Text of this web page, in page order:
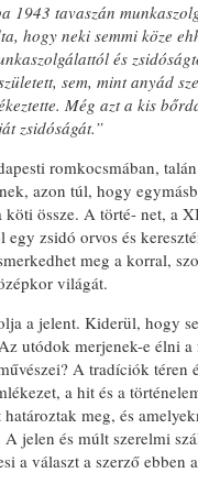
1943 tavaszán
hogy neki semmi köze
és
sem, mint anyád
Még azt a kis
zsidóságát.”
romkocsmában,
azon túl, hogy
össze. A törté- net, a
egy zsidó orvos és
meg a korral,
világát.
a jelent. Kiderül, hogy
utódok merjenek-e élni a
A tradíciók téren
a hit és a
meg, és
A jelen és múlt szerelmi
a választ a szerző ebben